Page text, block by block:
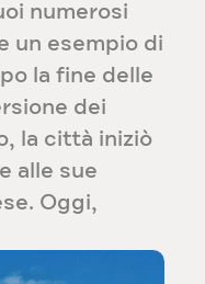
numerosi
un esempio di
la fine delle
dei
la città iniziò
alle sue
Oggi,